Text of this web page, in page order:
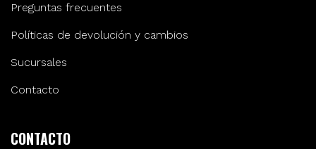
Preguntas frecuentes
Políticas de devolución y cambios
Sucursales
Contacto
CONTACTO